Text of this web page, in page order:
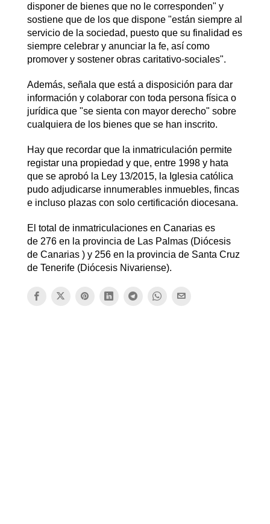
disponer de bienes que no le corresponden" y
sostiene que de los que dispone "están siempre al
servicio de la sociedad, puesto que su finalidad es
siempre celebrar y anunciar la fe, así como
promover y sostener obras caritativo-sociales".
Además, señala que está a disposición para dar
información y colaborar con toda persona física o
jurídica que "se sienta con mayor derecho" sobre
cualquiera de los bienes que se han inscrito.
Hay que recordar que la inmatriculación permite
registar una propiedad y que, entre 1998 y hata
que se aprobó la Ley 13/2015, la Iglesia católica
pudo adjudicarse innumerables inmuebles, fincas
e incluso plazas con solo certificación diocesana. ​
El total de inmatriculaciones en Canarias es
de 276 en la provincia de Las Palmas (Diócesis
de Canarias ) y 256 en la provincia de Santa Cruz
de Tenerife (Diócesis Nivariense).